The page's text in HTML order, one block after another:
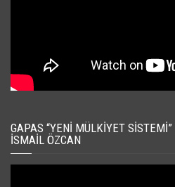
GAPAS “YENI MÜLKIYET
İSMAIL ÖZCAN